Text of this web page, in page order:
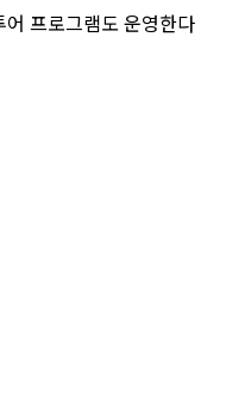
프로그램도 운영한다